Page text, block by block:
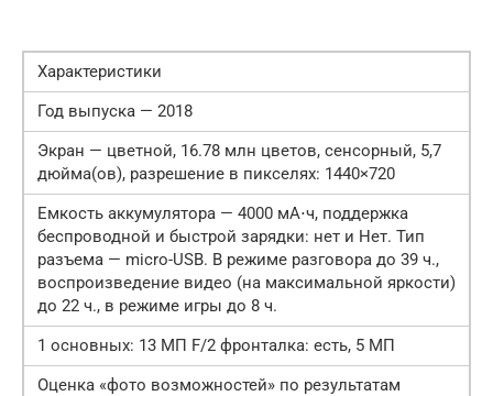
Характеристики
Год выпуска — 2018
Экран — цветной, 16.78 млн цветов, сенсорный, 5,7
дюйма(ов), разрешение в пикселях: 1440×720
Емкость аккумулятора — 4000 мА⋅ч, поддержка
беспроводной и быстрой зарядки: нет и Нет. Тип
разъема — micro-USB. В режиме разговора до 39 ч.,
воспроизведение видео (на максимальной яркости)
до 22 ч., в режиме игры до 8 ч.
1 основных: 13 МП F/2 фронталка: есть, 5 МП
Оценка «фото возможностей» по результатам